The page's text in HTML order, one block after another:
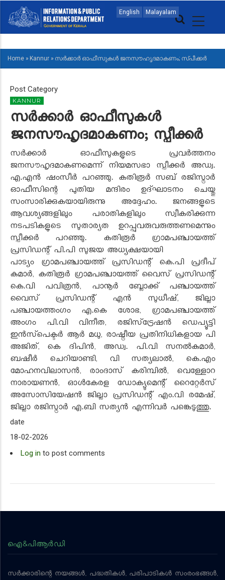
main
English Malayalam
MAIN
NAVIGATION
MALAYALAM
BREADCRUMB
Home » Kannur » സര്‍ക്കാര്‍ ഓഫീസുകൾ ജനസൗഹൃദമാകണം; സ്പീക്കര്‍
Post Category
KANNUR
സര്‍ക്കാര്‍ ഓഫീസുകൾ
ജനസൗഹൃദമാകണം; സ്പീക്കര്‍
സർക്കാർ ഓഫീസുകളുടെ പ്രവർത്തനം
ജനസൗഹൃദമാകണമെന്ന് നിയമസഭാ സ്പീക്കര്‍ അഡ്വ.
എ.എന്‍ ഷംസീര്‍ പറഞ്ഞു. കതിരൂര്‍ സബ് രജിസ്ട്രാര്‍
ഓഫീസിന്റെ പുതിയ മന്ദിരം ഉദ്ഘാടനം ചെയ്തു
സംസാരിക്കുകയായിരുന്നു അദ്ദേഹം. ജനങ്ങളുടെ
ആവശ്യങ്ങളിലും പരാതികളിലും സ്വീകരിക്കുന്ന
നടപടികളുടെ സുതാര്യത ഉറപ്പുവരുവരുത്തണമെന്നും
സ്പീക്കര്‍ പറഞ്ഞു. കതിരൂര്‍ ഗ്രാമപഞ്ചായത്ത്
പ്രസിഡന്റ് പി.പി സുജയ അധ്യക്ഷയായി
പാട്യം ഗ്രാമപഞ്ചായത്ത് പ്രസിഡന്റ് കെ.പി പ്രദീപ്
കുമാര്‍, കതിരൂര്‍ ഗ്രാമപഞ്ചായത്ത് വൈസ് പ്രസിഡന്റ്
കെ.വി പവിത്രന്‍, പാനൂര്‍ ബ്ലോക്ക് പഞ്ചായത്ത്
വൈസ് പ്രസിഡന്റ് എന്‍ സുധീഷ്, ജില്ലാ
പഞ്ചായത്തംഗം എ.കെ ശോഭ, ഗ്രാമപഞ്ചായത്ത്
അംഗം പി.വി വിനീത, രജിസ്‌ട്രേഷന്‍ ഡെപ്യൂട്ടി
ഇന്‍സ്‌പെക്ടര്‍ ആര്‍ മധു, രാഷ്ട്രീയ പ്രതിനിധികളായ പി
അജിത്, കെ ദിപിന്‍, അഡ്വ. പി.വി സനല്‍കുമാര്‍,
ബഷീര്‍ ചെറിയാണ്ടി, വി സത്യലാല്‍, കെ.എം
മോഹനവിലാസന്‍, രാംദാസ് കരിമ്പില്‍, വെള്ളോറ
നാരായണന്‍, ഓള്‍കേരള ഡോക്യുമെന്റ് റൈറ്റേര്‍സ്
അസോസിയേഷന്‍ ജില്ലാ പ്രസിഡന്റ് എം.വി രമേഷ്,
ജില്ലാ രജിസ്ട്രാര്‍ എ.ബി സത്യന്‍ എന്നിവര്‍ പങ്കെടുത്തു.
date
18-02-2026
Log in to post comments
ഐ&പിആര്‍ഡി
സര്‍ക്കാരിന്റെ നയങ്ങള്‍, പദ്ധതികള്‍, പരിപാടികള്‍ സംരംഭങ്ങള്‍,